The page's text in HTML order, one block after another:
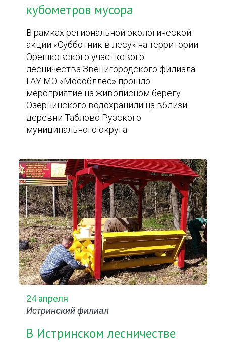
кубометров мусора
В рамках региональной экологической
акции «Субботник в лесу» на территории
Орешковского участкового
лесничества Звенигородского филиала
ГАУ МО «Мособллес» прошло
мероприятие на живописном берегу
Озернинского водохранилища вблизи
деревни Таблово Рузского
муниципального округа.
24 апреля
Истринский филиал
В Истринском лесничестве